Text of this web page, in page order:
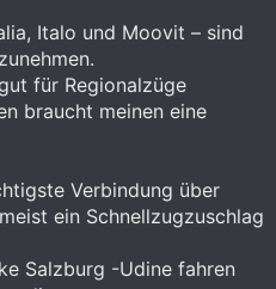
Italo und Moovit – sind
für Regionalzüge
braucht meinen eine
Verbindung über
ein Schnellzugzuschlag
Salzburg -Udine fahren